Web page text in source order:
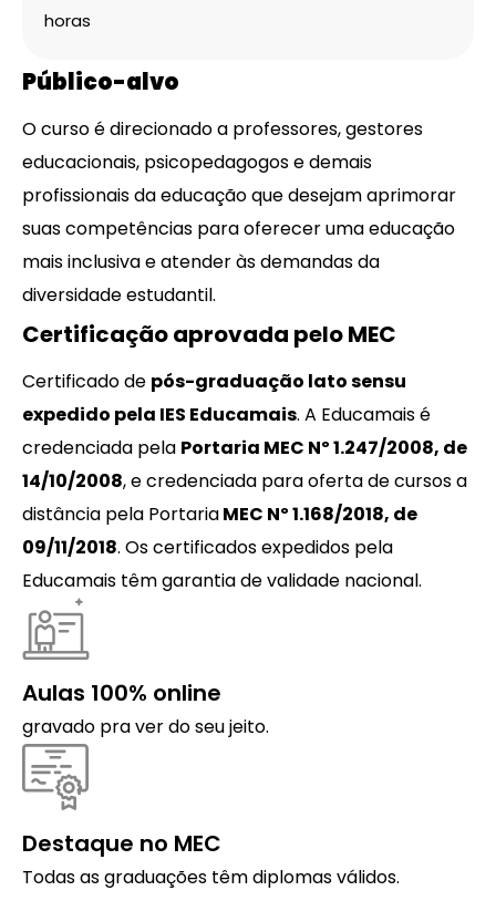
horas
Público-alvo
O curso é direcionado a professores, gestores
educacionais, psicopedagogos e demais
profissionais da educação que desejam aprimorar
suas competências para oferecer uma educação
mais inclusiva e atender às demandas da
diversidade estudantil.
Certificação aprovada pelo MEC
Certificado de pós-graduação lato sensu
expedido pela IES Educamais. A Educamais é
credenciada pela Portaria MEC Nº 1.247/2008, de
14/10/2008, e credenciada para oferta de cursos a
distância pela PortariaMEC Nº 1.168/2018, de
09/11/2018. Os certificados expedidos pela
Educamais têm garantia de validade nacional.
Aulas 100% online
gravado pra ver do seu jeito.
Destaque no MEC
Todas as graduações têm diplomas válidos.